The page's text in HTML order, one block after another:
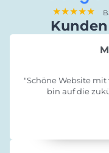
★★★★★
"Schöne Website
bin auf die